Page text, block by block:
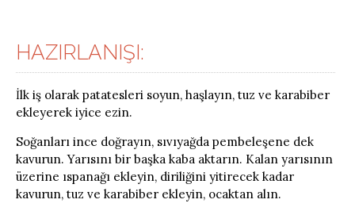
HAZIRLANIŞI:
İlk iş olarak patatesleri soyun, haşlayın, tuz ve karabiber
ekleyerek iyice ezin.
Soğanları ince doğrayın, sıvıyağda pembeleşene dek
kavurun. Yarısını bir başka kaba aktarın. Kalan yarısının
üzerine ıspanağı ekleyin, diriliğini yitirecek kadar
kavurun, tuz ve karabiber ekleyin, ocaktan alın.